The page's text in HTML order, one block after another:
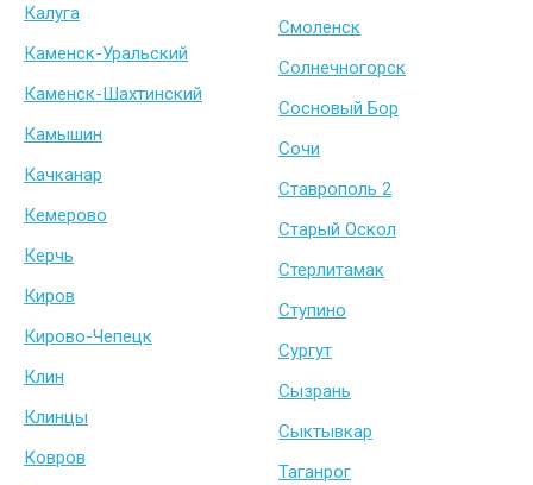
Калуга
Каменск-Уральский
Каменск-Шахтинский
Камышин
Качканар
Кемерово
Керчь
Киров
Кирово-Чепецк
Клин
Клинцы
Ковров
Смоленск
Солнечногорск
Сосновый Бор
Сочи
Ставрополь 2
Старый Оскол
Стерлитамак
Ступино
Сургут
Сызрань
Сыктывкар
Таганрог